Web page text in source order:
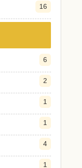
16
6
2
1
1
4
1